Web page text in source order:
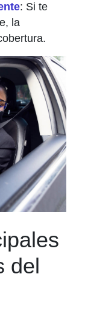
: Si te
la
del